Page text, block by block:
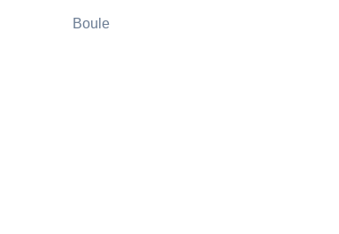
Boule